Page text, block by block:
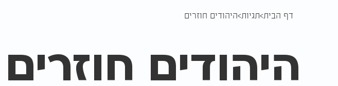
דף הבית תגיות היהודים חוזרים
היהודים חוזרים